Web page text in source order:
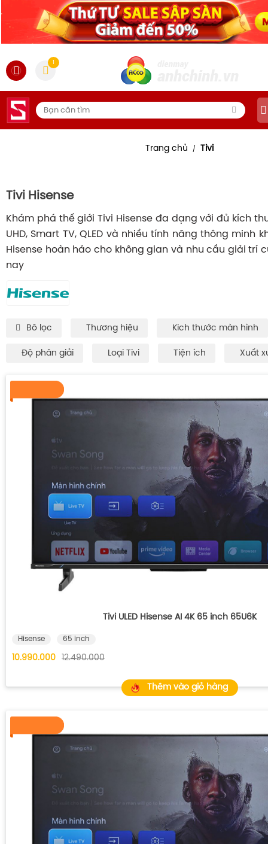
Trang chủ / Tivi
Tivi Hisense
Khám phá thế giới Tivi Hisense đa dạng với đủ kích
UHD, Smart TV, QLED và nhiều tính năng thông minh
Hisense hoàn hảo cho không gian và nhu cầu giải trí
nay
Bô lọc Thương hiệu Kich thước màn hình
Độ phân giải Loại Tivi Tiện ích Xuất
Tivi ULED Hisense AI 4K 65 inch 65U6K
Hisense 65 inch
10.990.000 12.490.000
Thêm vào giỏ hàng